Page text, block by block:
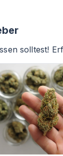
solltest!